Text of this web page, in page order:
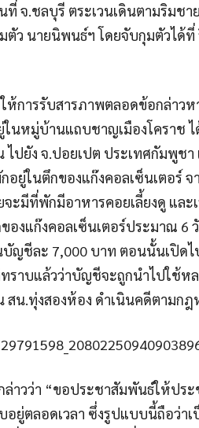
ที่ จ.ชลบุรี ตระเวนเดินตามริมชา
ตัว นายนิพนธ์ฯ โดยจับกุมตัวได้
การรับสารภาพตลอดข้อกล่าวห
นหมู่บ้านแถบชาญเมืองโคราช
ปยัง จ.ปอยเปต ประเทศกัมพูช
อยู่ในตึกของแก๊งคอลเซ็นเตอร์
จะมีที่พักมีอาหารคอยเลี้ยงดู แ
องแก๊งคอลเซ็นเตอร์ประมาณ 6
ญชีละ 7,000 บาท ตอนนั้นเปิดไ
ราบแล้วว่าบัญชีจะถูกนำไปใช้ห
สน.ทุ่งสองห้อง ดำเนินคดีตามกฎ
ล่าวว่า “ขอประชาสัมพันธ์ให้ป
ยู่ตลอดเวลา ซึ่งรูปแบบนี้ถือว่า